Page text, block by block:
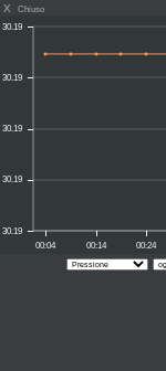
X Chiuso